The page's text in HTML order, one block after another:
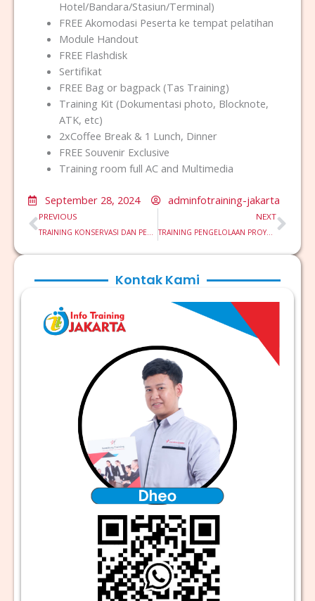
Hotel/Bandara/Stasiun/Terminal)
FREE Akomodasi Peserta ke tempat pelatihan
Module Handout
FREE Flashdisk
Sertifikat
FREE Bag or bagpack (Tas Training)
Training Kit (Dokumentasi photo, Blocknote,
ATK, etc)
2xCoffee Break & 1 Lunch, Dinner
FREE Souvenir Exclusive
Training room full AC and Multimedia
September 28, 2024 adminfotraining-jakarta
Prev
PREVIOUS
TRAINING KONSERVASI DAN PEMANTAUAN SDA PERTAMBANGAN
NEXT
TRAINING PENGELOLAAN PROYEK PERTAMBANGAN
Kontak Kami